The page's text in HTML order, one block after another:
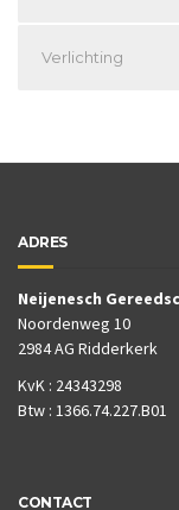
Verlichting
ADRES
Neijenesch
Noordenweg 10
2984 AG Ridderkerk
KvK : 24343298
Btw : 1366.74.227.B01
CONTACT